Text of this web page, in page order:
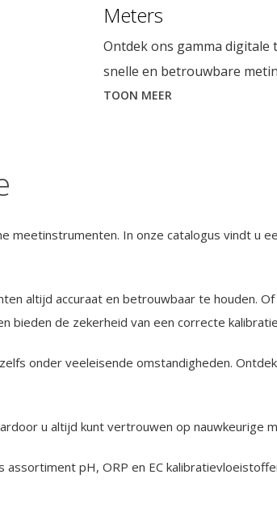
Meters
Ontdek ons gamma digitale
snelle en betrouwbare
TOON MEER
meetinstrumenten. In onze catalogus vindt u
altijd accuraat en betrouwbaar te houden.
bieden de zekerheid van een correcte
onder veeleisende omstandigheden.
u altijd kunt vertrouwen op nauwkeurige
pH, ORP en EC